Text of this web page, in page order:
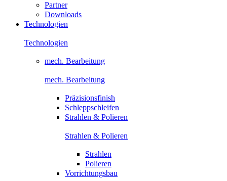
Partner
Downloads
Technologien
Technologien
mech. Bearbeitung
mech. Bearbeitung
Präzisionsfinish
Schleppschleifen
Strahlen & Polieren
Strahlen & Polieren
Strahlen
Polieren
Vorrichtungsbau